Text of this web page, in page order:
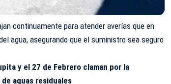
continuamente para atender averías que en
agua, asegurando que el suministro sea seguro
y el 27 de Febrero claman por la
aguas residuales